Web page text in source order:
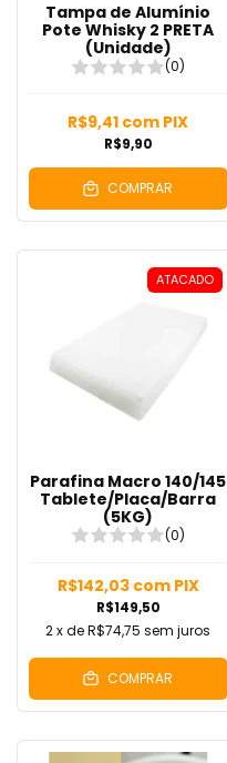
Tampa de Alumínio
Pote Whisky 2 PRETA
(Unidade)
(0)
R$9,90
R$9,41 com PIX
COMPRAR
ATACADO
Parafina Macro 140/145
Tablete/Placa/Barra
(5KG)
(0)
R$149,50
R$142,03 com PIX
2x deR$74,75 sem juros
COMPRAR